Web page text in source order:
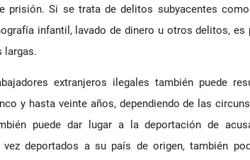
prisión. Si se trata de delitos subyacentes
infantil, lavado de dinero u otros delitos,
largas.
extranjeros ilegales también puede
y hasta veinte años, dependiendo de las
puede dar lugar a la deportación de
vez deportados a su país de origen, también